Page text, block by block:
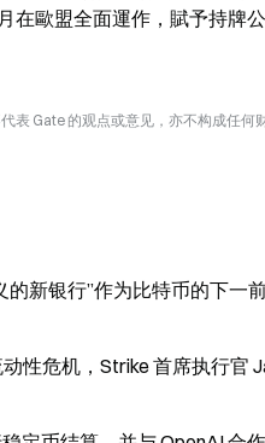
在歐盟全面運作，賦予持
表 Gate 的观点或意见，亦不构成任
新银行”作为比特币的下一
性危机，Strike 首席执行官